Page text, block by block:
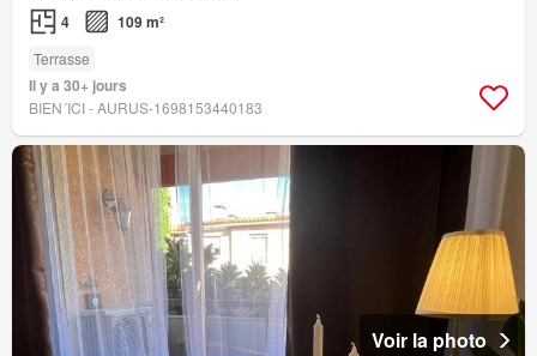
4 109 m²
Terrasse
Il y a 30+ jours
BIEN´ICI - AURUS-1698153440183
Voir la photo